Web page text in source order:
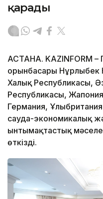
қарады
АСТАНА. KAZINFORM –
орынбасары Нұрлыбек
Халық Республикасы,
Республикасы,
Германия,
сауда-экономикалық
ынтымақтастық
өткізді.